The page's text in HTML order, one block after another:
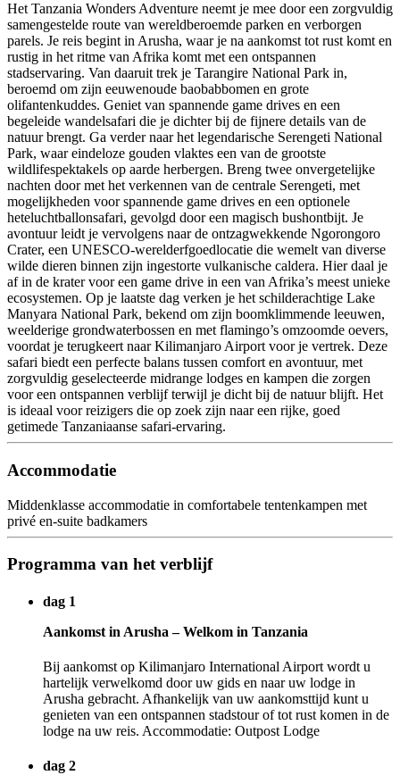
Het Tanzania Wonders Adventure neemt je mee door een zorgvuldig
samengestelde route van wereldberoemde parken en verborgen
parels. Je reis begint in Arusha, waar je na aankomst tot rust komt en
rustig in het ritme van Afrika komt met een ontspannen
stadservaring. Van daaruit trek je Tarangire National Park in,
beroemd om zijn eeuwenoude baobabbomen en grote
olifantenkuddes. Geniet van spannende game drives en een
begeleide wandelsafari die je dichter bij de fijnere details van de
natuur brengt. Ga verder naar het legendarische Serengeti National
Park, waar eindeloze gouden vlaktes een van de grootste
wildlifespektakels op aarde herbergen. Breng twee onvergetelijke
nachten door met het verkennen van de centrale Serengeti, met
mogelijkheden voor spannende game drives en een optionele
heteluchtballonsafari, gevolgd door een magisch bushontbijt. Je
avontuur leidt je vervolgens naar de ontzagwekkende Ngorongoro
Crater, een UNESCO-werelderfgoedlocatie die wemelt van diverse
wilde dieren binnen zijn ingestorte vulkanische caldera. Hier daal je
af in de krater voor een game drive in een van Afrika’s meest unieke
ecosystemen. Op je laatste dag verken je het schilderachtige Lake
Manyara National Park, bekend om zijn boomklimmende leeuwen,
weelderige grondwaterbossen en met flamingo’s omzoomde oevers,
voordat je terugkeert naar Kilimanjaro Airport voor je vertrek. Deze
safari biedt een perfecte balans tussen comfort en avontuur, met
zorgvuldig geselecteerde midrange lodges en kampen die zorgen
voor een ontspannen verblijf terwijl je dicht bij de natuur blijft. Het
is ideaal voor reizigers die op zoek zijn naar een rijke, goed
getimede Tanzaniaanse safari-ervaring.
Accommodatie
Middenklasse accommodatie in comfortabele tentenkampen met
privé en-suite badkamers
Programma van het verblijf
dag 1
Aankomst in Arusha – Welkom in Tanzania
Bij aankomst op Kilimanjaro International Airport wordt u
hartelijk verwelkomd door uw gids en naar uw lodge in
Arusha gebracht. Afhankelijk van uw aankomsttijd kunt u
genieten van een ontspannen stadstour of tot rust komen in de
lodge na uw reis. Accommodatie: Outpost Lodge
dag 2